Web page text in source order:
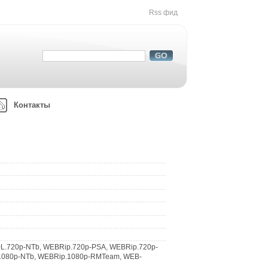
Rss фид
Контакты
NTb, WEBRip.720p-PSA, WEBRip.720p-
NTb, WEBRip.1080p-RMTeam, WEB-